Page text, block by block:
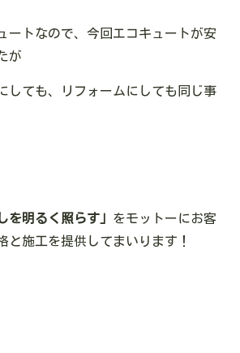
ートなので、今回エコキュートが安
が
しても、リフォームにしても同じ事
を明るく照らす」 をモットーにお客
と施工を提供してまいります！